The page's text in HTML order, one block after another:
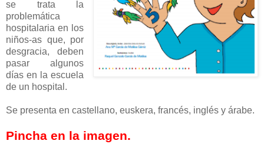
se trata la
problemática
hospitalaria en los
niños-as que, por
desgracia, deben
pasar algunos
días en la escuela
de un hospital.
Se presenta en castellano, euskera, francés, inglés y árabe.
Pincha en la imagen.